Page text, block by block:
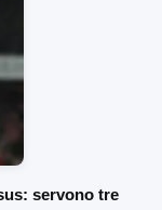
servono tre